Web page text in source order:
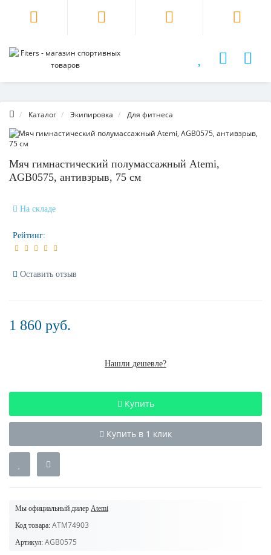
Каталог Экипировка Для фитнеса
Мяч гимнастический полумассажный Atemi,
AGB0575, антивзрыв, 75 см
На складе
Рейтинг:
Оставить отзыв
1 860 руб.
Нашли дешевле?
Купить
Купить в 1 клик
Мы официальный дилер Atemi
Код товара: ATM74903
Артикул: AGB0575